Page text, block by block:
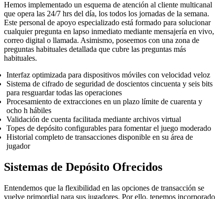
Hemos implementado un esquema de atención al cliente multicanal
que opera las 24/7 hrs del día, los todos los jornadas de la semana.
Este personal de apoyo especializado está formado para solucionar
cualquier pregunta en lapso inmediato mediante mensajería en vivo,
correo digital o llamada. Asimismo, poseemos con una zona de
preguntas habituales detallada que cubre las preguntas más
habituales.
Interfaz optimizada para dispositivos móviles con velocidad veloz
Sistema de cifrado de seguridad de doscientos cincuenta y seis bits
para resguardar todas las operaciones
Procesamiento de extracciones en un plazo límite de cuarenta y
ocho h hábiles
Validación de cuenta facilitada mediante archivos virtual
Topes de depósito configurables para fomentar el juego moderado
Historial completo de transacciones disponible en su área de
jugador
Sistemas de Depósito Ofrecidos
Entendemos que la flexibilidad en las opciones de transacción se
vuelve primordial para sus jugadores. Por ello, tenemos incorporado